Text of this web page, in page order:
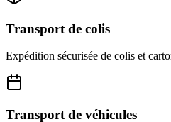
Transport de colis
Expédition sécurisée de colis et
Transport de véhicules